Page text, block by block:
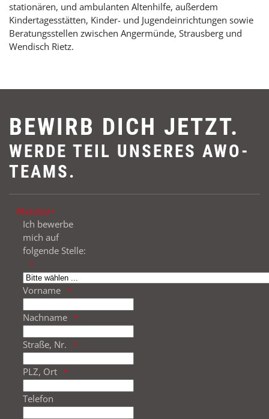
stationären, und ambulanten Altenhilfe, außerdem
Kindertagesstätten, Kinder- und Jugendeinrichtungen sowie
Beratungsstellen zwischen Angermünde, Strausberg und
Wendisch Rietz.
BEWIRB DICH JETZT.
WERDE TEIL UNSERES AWO-
TEAMS.
Pflichtfeld *
Ich bewerbe
mich auf
folgende Stelle:
Vorname
Nachname
Straße, Nr.
PLZ, Ort
Telefon